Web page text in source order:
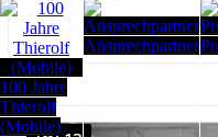
100 Jahre
Thierolf
(Mobile)
Ansprechpartner